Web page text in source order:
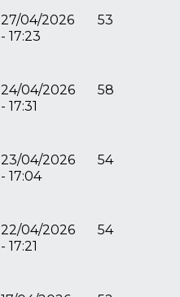
27/04/2026
- 17:23
53
24/04/2026
- 17:31
58
23/04/2026
- 17:04
54
22/04/2026
- 17:21
54